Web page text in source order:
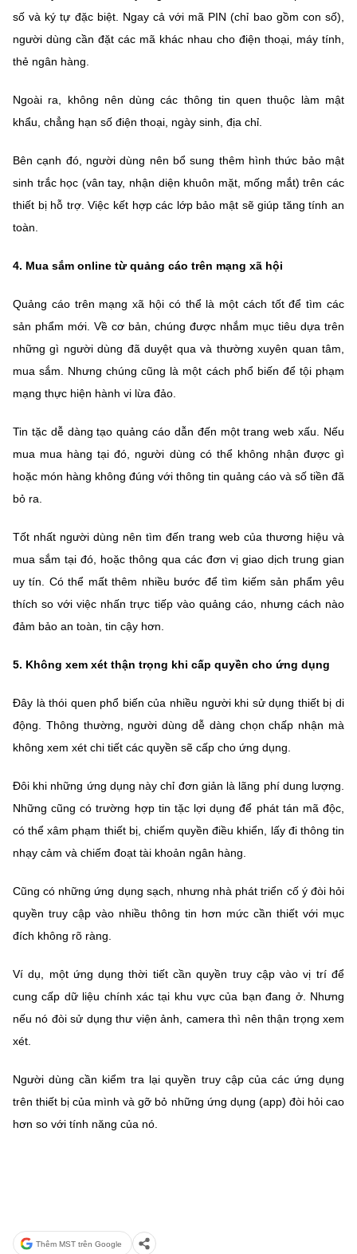
số và ký tự đặc biệt. Ngay cả với mã PIN (chỉ bao gồm con số),
người dùng cần đặt các mã khác nhau cho điện thoại, máy tính,
thẻ ngân hàng.
Ngoài ra, không nên dùng các thông tin quen thuộc làm mật
khẩu, chẳng hạn số điện thoại, ngày sinh, địa chỉ.
Bên cạnh đó, người dùng nên bổ sung thêm hình thức bảo mật
sinh trắc học (vân tay, nhận diện khuôn mặt, mống mắt) trên các
thiết bị hỗ trợ. Việc kết hợp các lớp bảo mật sẽ giúp tăng tính an
toàn.
4. Mua sắm online từ quảng cáo trên mạng xã hội
Quảng cáo trên mạng xã hội có thể là một cách tốt để tìm các
sản phẩm mới. Về cơ bản, chúng được nhắm mục tiêu dựa trên
những gì người dùng đã duyệt qua và thường xuyên quan tâm,
mua sắm. Nhưng chúng cũng là một cách phổ biến để tội phạm
mạng thực hiện hành vi lừa đảo.
Tin tặc dễ dàng tạo quảng cáo dẫn đến một trang web xấu. Nếu
mua mua hàng tại đó, người dùng có thể không nhận được gì
hoặc món hàng không đúng với thông tin quảng cáo và số tiền đã
bỏ ra.
Tốt nhất người dùng nên tìm đến trang web của thương hiệu và
mua sắm tại đó, hoặc thông qua các đơn vị giao dịch trung gian
uy tín. Có thể mất thêm nhiều bước để tìm kiếm sản phẩm yêu
thích so với việc nhấn trực tiếp vào quảng cáo, nhưng cách nào
đảm bảo an toàn, tin cậy hơn.
5. Không xem xét thận trọng khi cấp quyền cho ứng dụng
Đây là thói quen phổ biến của nhiều người khi sử dụng thiết bị di
động. Thông thường, người dùng dễ dàng chọn chấp nhận mà
không xem xét chi tiết các quyền sẽ cấp cho ứng dụng.
Đôi khi những ứng dụng này chỉ đơn giản là lãng phí dung lượng.
Những cũng có trường hợp tin tặc lợi dụng để phát tán mã độc,
có thể xâm phạm thiết bị, chiếm quyền điều khiển, lấy đi thông tin
nhạy cảm và chiếm đoạt tài khoản ngân hàng.
Cũng có những ứng dụng sạch, nhưng nhà phát triển cố ý đòi hỏi
quyền truy cập vào nhiều thông tin hơn mức cần thiết với mục
đích không rõ ràng.
Ví dụ, một ứng dụng thời tiết cần quyền truy cập vào vị trí để
cung cấp dữ liệu chính xác tại khu vực của bạn đang ở. Nhưng
nếu nó đòi sử dụng thư viện ảnh, camera thì nên thận trọng xem
xét.
Người dùng cần kiểm tra lại quyền truy cập của các ứng dụng
trên thiết bị của mình và gỡ bỏ những ứng dụng (app) đòi hỏi cao
hơn so với tính năng của nó.
Thêm MST trên Google